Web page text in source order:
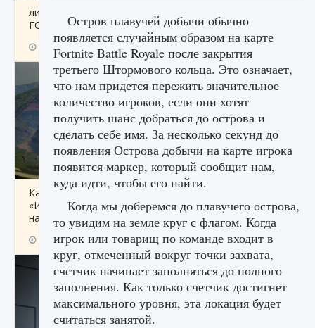
лицензии, лиги, команды и стадионы в EA
FC 25
9 августа 2024
Как исправить ошибку Palworld EPalworld
«Идет сохранение мира — Невозможно
начать сохранение данных мира»
9 августа 2024 2 711 0 0
Остров плавучей добычи обычно
появляется случайным образом на карте
Fortnite Battle Royale после закрытия
третьего Штормового кольца. Это означает,
что нам придется пережить значительное
количество игроков, если они хотят
получить шанс добраться до острова и
сделать себе имя. За несколько секунд до
появления Острова добычи на карте игрока
появится маркер, который сообщит нам,
куда идти, чтобы его найти.
Когда мы доберемся до плавучего острова,
то увидим на земле круг с флагом. Когда
игрок или товарищ по команде входит в
круг, отмеченный вокруг точки захвата,
счетчик начинает заполняться до полного
заполнения. Как только счетчик достигнет
максимального уровня, эта локация будет
считаться занятой.